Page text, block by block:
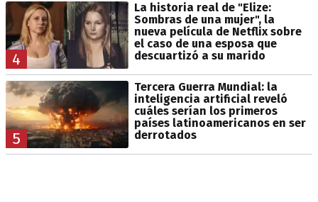
4
La historia real de "Elize:
Sombras de una mujer", la
nueva película de Netflix sobre
el caso de una esposa que
descuartizó a su marido
5
Tercera Guerra Mundial: la
inteligencia artificial reveló
cuáles serían los primeros
países latinoamericanos en ser
derrotados